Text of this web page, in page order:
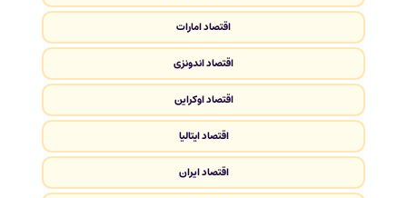
اقتصاد امارات
اقتصاد اندونزی
اقتصاد اوکراین
اقتصاد ایتالیا
اقتصاد ایران